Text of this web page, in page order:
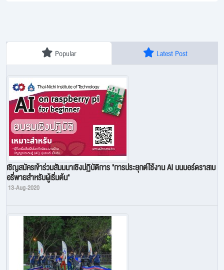
Popular Latest Post
เชิญสมัครเข้าร่วมสัมมนาเชิงปฏิบัติการ "การประยุกต์ใช้งาน AI บนบอร์ดราสเบ
อรี่พายสำหรับผู้เริ่มต้น"
13-Aug-2020